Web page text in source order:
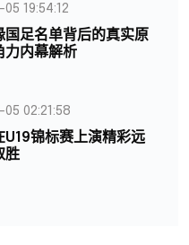
19:54:12
国足名单背后的真实原
力内幕解析
02:21:58
U19锦标赛上演精彩远
胜